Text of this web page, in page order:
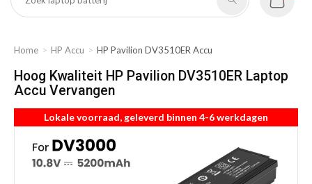
Home HP Accu HP Pavilion DV3510ER Accu
Hoog Kwaliteit HP Pavilion DV3510ER Laptop
Accu Vervangen
Lokale voorraad, geleverd binnen 4-6 werkdagen